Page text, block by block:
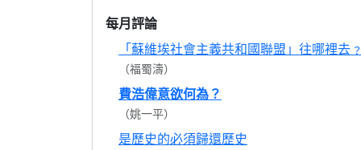
每月評論
「蘇維埃社會主義共和國聯盟」往哪裡去﹖
（福蜀濤）
費浩偉意欲何為？
（姚一平）
是歷史的必須歸還歷史